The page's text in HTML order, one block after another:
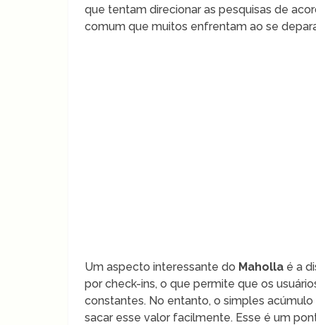
que tentam direcionar as pesquisas de
comum que muitos enfrentam ao se
Um aspecto interessante do Maholla é a
por check-ins, o que permite que os
constantes. No entanto, o simples
sacar esse valor facilmente. Esse é um